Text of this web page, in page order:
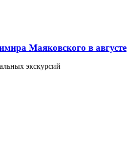
Маяковского в августе
экскурсий